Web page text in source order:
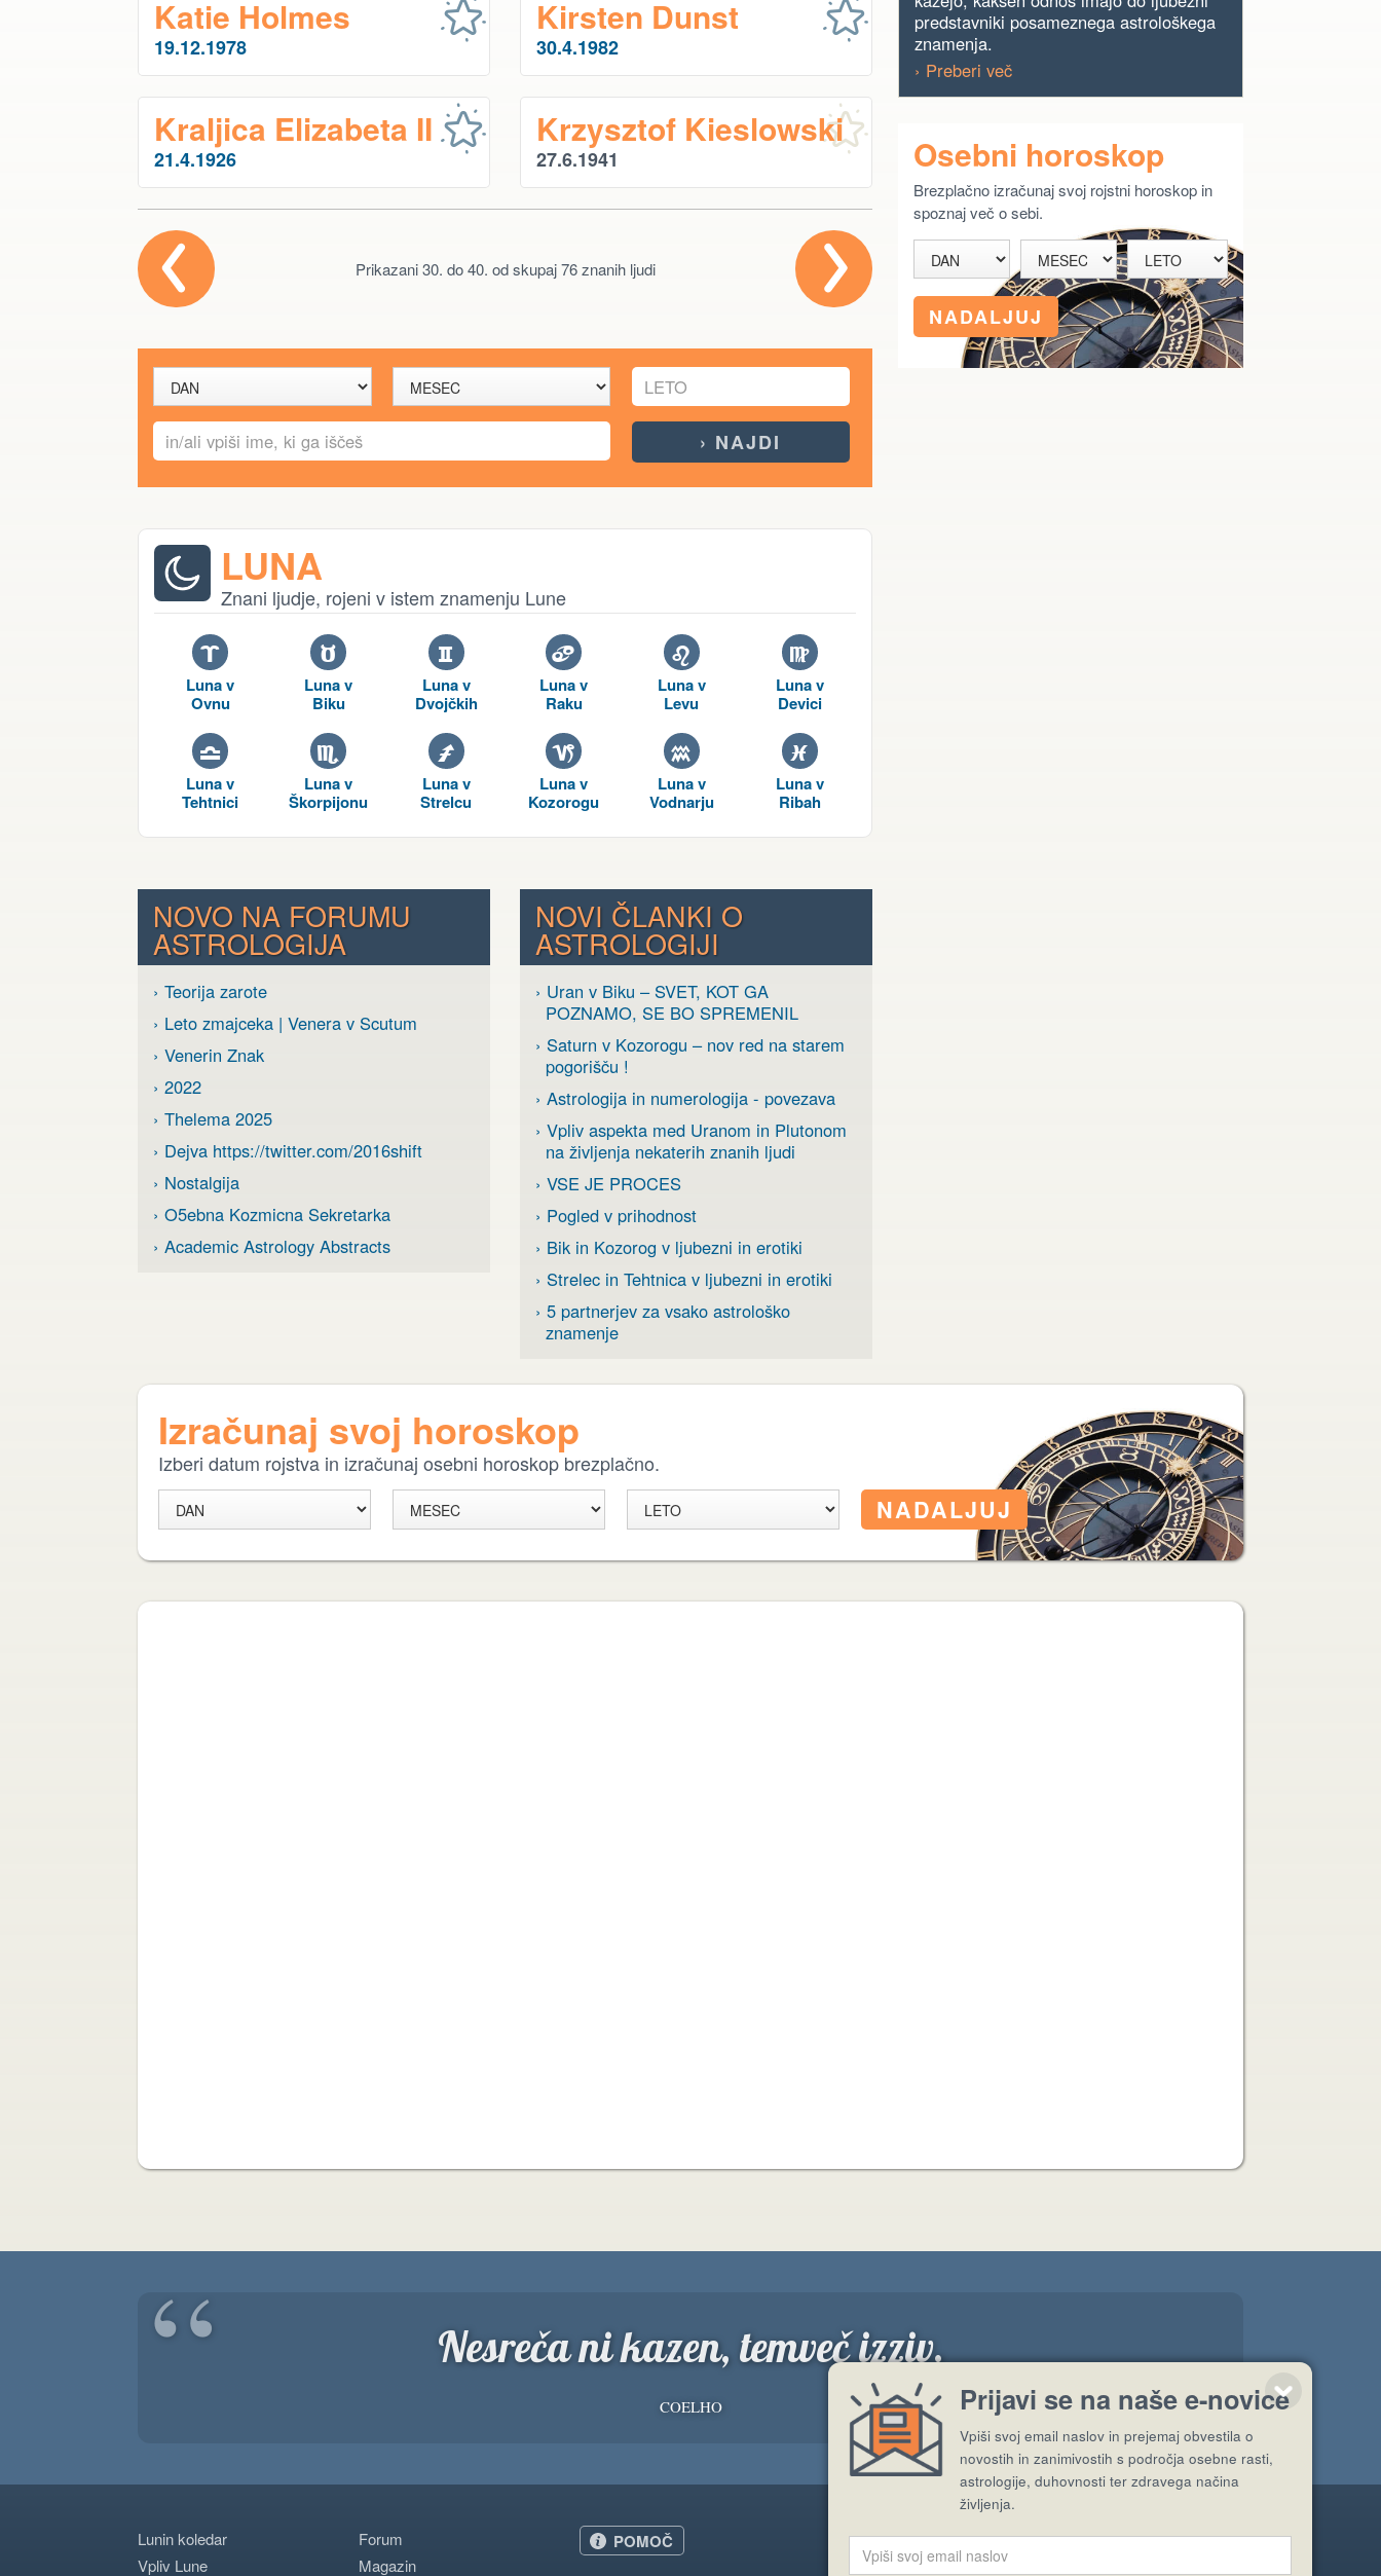
Katie Holmes
19.12.1978
Kirsten Dunst
30.4.1982
Kraljica Elizabeta II
21.4.1926
Krzysztof Kieslowski
27.6.1941
Prikazani 30. do 40. od skupaj 76 znanih ljudi
LUNA
Znani ljudje, rojeni v istem znamenju Lune
A
Luna v
Ovnu
B
Luna v
Biku
C
Luna v
Dvojčkih
D
Luna v
Raku
E
Luna v
Levu
F
Luna v
Devici
G
Luna v
Tehtnici
H
Luna v
Škorpijonu
I
Luna v
Strelcu
J
Luna v
Kozorogu
K
Luna v
Vodnarju
L
Luna v
Ribah
NOVO NA FORUMU
ASTROLOGIJA
› Teorija zarote
› Leto zmajceka | Venera v Scutum
› Venerin Znak
› 2022
› Thelema 2025
› Dejva https://twitter.com/2016shift
› Nostalgija
› O5ebna Kozmicna Sekretarka
› Academic Astrology Abstracts
NOVI ČLANKI O
ASTROLOGIJI
› Uran v Biku – SVET, KOT GA
POZNAMO, SE BO SPREMENIL
› Saturn v Kozorogu – nov red na starem
pogorišču !
› Astrologija in numerologija - povezava
› Vpliv aspekta med Uranom in Plutonom
na življenja nekaterih znanih ljudi
› VSE JE PROCES
› Pogled v prihodnost
› Bik in Kozorog v ljubezni in erotiki
› Strelec in Tehtnica v ljubezni in erotiki
› 5 partnerjev za vsako astrološko
znamenje
predstavniki posameznega astrološkega
znamenja.
› Preberi več
Osebni horoskop
Brezplačno izračunaj svoj rojstni horoskop in
spoznaj več o sebi.
Izračunaj svoj horoskop
Izberi datum rojstva in izračunaj osebni horoskop brezplačno.
Nesreča ni kazen, temveč izziv.
COELHO ”
“
Lunin koledar
Vpliv Lune
Forum
Magazin
POMOČ Pošlji stran
Prijavi se na naše e-novice
Vpiši svoj email naslov in prejemaj obvestila o
novostih in zanimivostih s področja osebne rasti,
astrologije, duhovnosti ter zdravega načina
življenja.